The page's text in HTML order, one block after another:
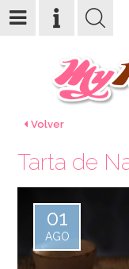
Volver
Tarta de
01
AGO